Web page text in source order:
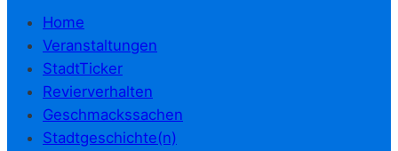
Home
Veranstaltungen
StadtTicker
Revierverhalten
Geschmackssachen
Stadtgeschichte(n)